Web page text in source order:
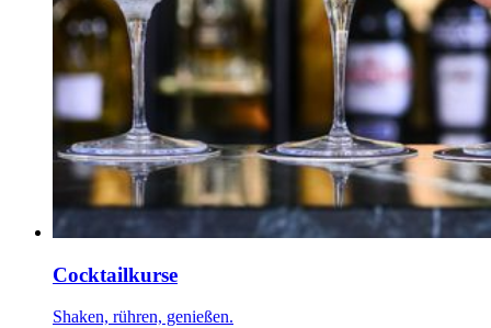
Cocktailkurse
Shaken, rühren, genießen.